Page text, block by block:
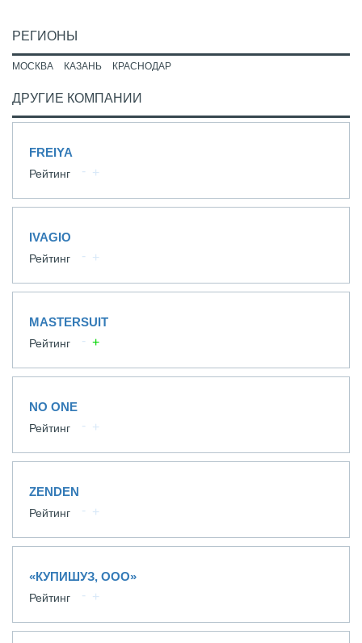
РЕГИОНЫ
МОСКВА КАЗАНЬ КРАСНОДАР
ДРУГИЕ КОМПАНИИ
FREIYA
Рейтинг
IVAGIO
Рейтинг
MASTERSUIT
Рейтинг
NO ONE
Рейтинг
ZENDEN
Рейтинг
«КУПИШУЗ, ООО»
Рейтинг